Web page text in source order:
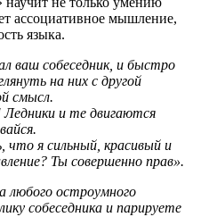
ассоциативное мышление,
языка.
ваш собеседник, и быстро
на них с другой
смысл.
и те двигаются
что я сильный, красивый и
Ты совершенно прав».
остроумного
собеседника и парируете